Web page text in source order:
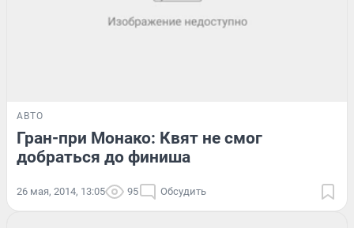
АВТО
Гран-при Монако: Квят не смог
добраться до финиша
26 мая, 2014, 13:05 95 Обсудить